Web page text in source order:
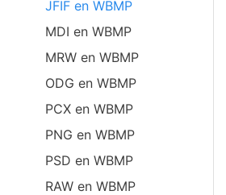
JFIF en WBMP
MDI en WBMP
MRW en WBMP
ODG en WBMP
PCX en WBMP
PNG en WBMP
PSD en WBMP
RAW en WBMP